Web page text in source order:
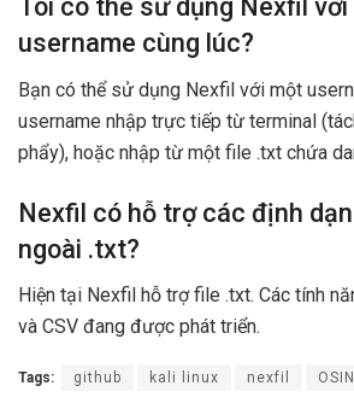
Tôi có thể sử dụng Nexfil với
username cùng lúc?
Bạn có thể sử dụng Nexfil với một
username nhập trực tiếp từ terminal
phẩy), hoặc nhập từ một file .txt chứa
Nexfil có hỗ trợ các định
ngoài .txt?
Hiện tại Nexfil hỗ trợ file .txt. Các tính
và CSV đang được phát triển.
Tags: github kali linux nexfil